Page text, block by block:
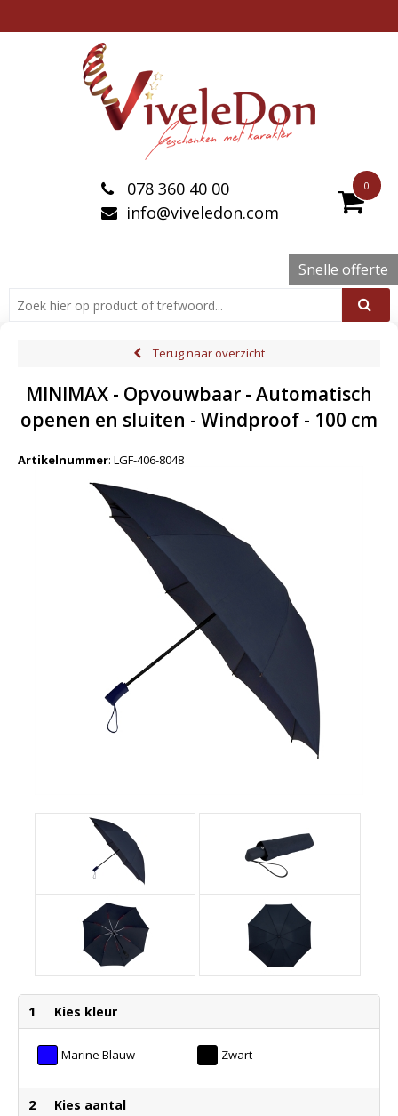
0
078 360 40 00
info@viveledon.com
Snelle offerte
Terug naar overzicht
MINIMAX - Opvouwbaar - Automatisch
openen en sluiten - Windproof - 100 cm
Artikelnummer: LGF-406-8048
1 Kies kleur
Marine Blauw Zwart
2 Kies aantal